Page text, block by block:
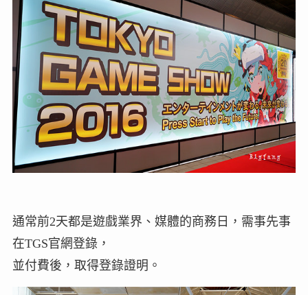
通常前2天都是遊戲業界、媒體的商務日，需事先事
在TGS官網登錄，
並付費後，取得登錄證明。